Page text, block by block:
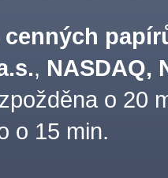
cenných
, NASDAQ,
o 20
o 15 min.